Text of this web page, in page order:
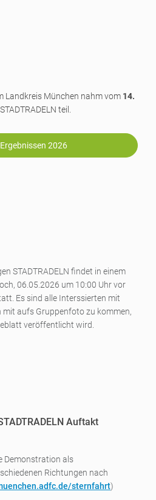
Landkreis München nahm vom 14.
teil.
2026
STADTRADELN findet in einem
06.05.2026 um 10:00 Uhr vor
Es sind alle Interssierten mit
mit aufs Gruppenfoto zu kommen,
veröffentlicht wird.
Auftakt
Demonstration als
Richtungen nach
sternfahrt)